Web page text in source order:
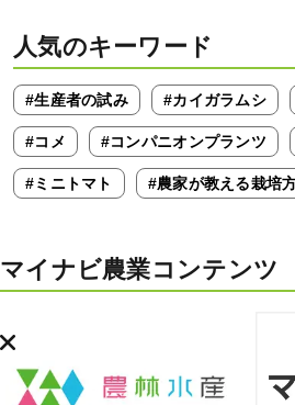
人気のキーワード
#生産者の試み #カイガラムシ
#コメ #コンパニオンプランツ
#ミニトマト #農家が教える栽培
マイナビ農業コンテンツ